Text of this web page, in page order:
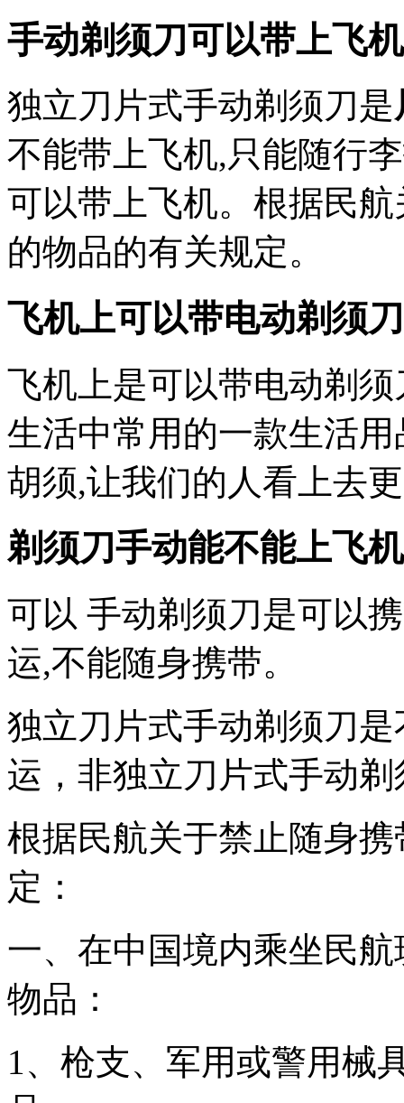
手动剃须刀可以带上飞
独立刀片式手动剃须刀是
不能带上飞机,只能随行
可以带上飞机。根据民
的物品的有关规定。
飞机上可以带电动剃须
飞机上是可以带电动剃
生活中常用的一款生活
胡须,让我们的人看上去
剃须刀手动能不能上飞
可以 手动剃须刀是可以
运,不能随身携带。
独立刀片式手动剃须刀
运，非独立刀片式手动
根据民航关于禁止随身
定：
一、在中国境内乘坐民
物品：
1、枪支、军用或警用械